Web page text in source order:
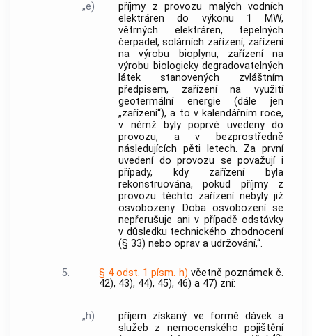
„e)
příjmy z provozu malých vodních
elektráren do výkonu 1 MW,
větrných elektráren, tepelných
čerpadel, solárních zařízení, zařízení
na výrobu bioplynu, zařízení na
výrobu biologicky degradovatelných
látek stanovených zvláštním
předpisem, zařízení na využití
geotermální energie (dále jen
„zařízení“), a to v kalendářním roce,
v němž byly poprvé uvedeny do
provozu, a v bezprostředně
následujících pěti letech. Za první
uvedení do provozu se považují i
případy, kdy zařízení byla
rekonstruována, pokud příjmy z
provozu těchto zařízení nebyly již
osvobozeny. Doba osvobození se
nepřerušuje ani v případě odstávky
v důsledku technického zhodnocení
(§ 33) nebo oprav a udržování,“.
5. § 4 odst. 1 písm. h) včetně poznámek č.
42), 43), 44), 45), 46) a 47) zní:
„h)
příjem získaný ve formě dávek a
služeb z nemocenského pojištění